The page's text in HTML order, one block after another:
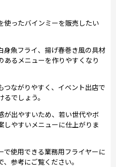
使ったバインミーを販売したい
身魚フライ、揚げ春巻き風の具材
あるメニューを作りやすくなり
つながりやすく、イベント出店で
でしょう。
が出やすいため、若い世代やボ
しやすいメニューに仕上がりま
で使用できる業務用フライヤーに
参考にご覧ください。